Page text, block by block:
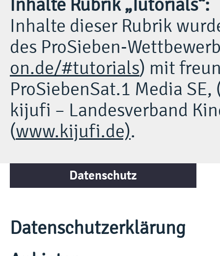
Inhalte Rubrik „Tutorials“:
Inhalte dieser Rubrik
des ProSieben-
on.de/#tutorials) mit
ProSiebenSat.1 Media SE,
kijufi – Landesverband
(www.kijufi.de).
Datenschutz
Datenschutzerklärung